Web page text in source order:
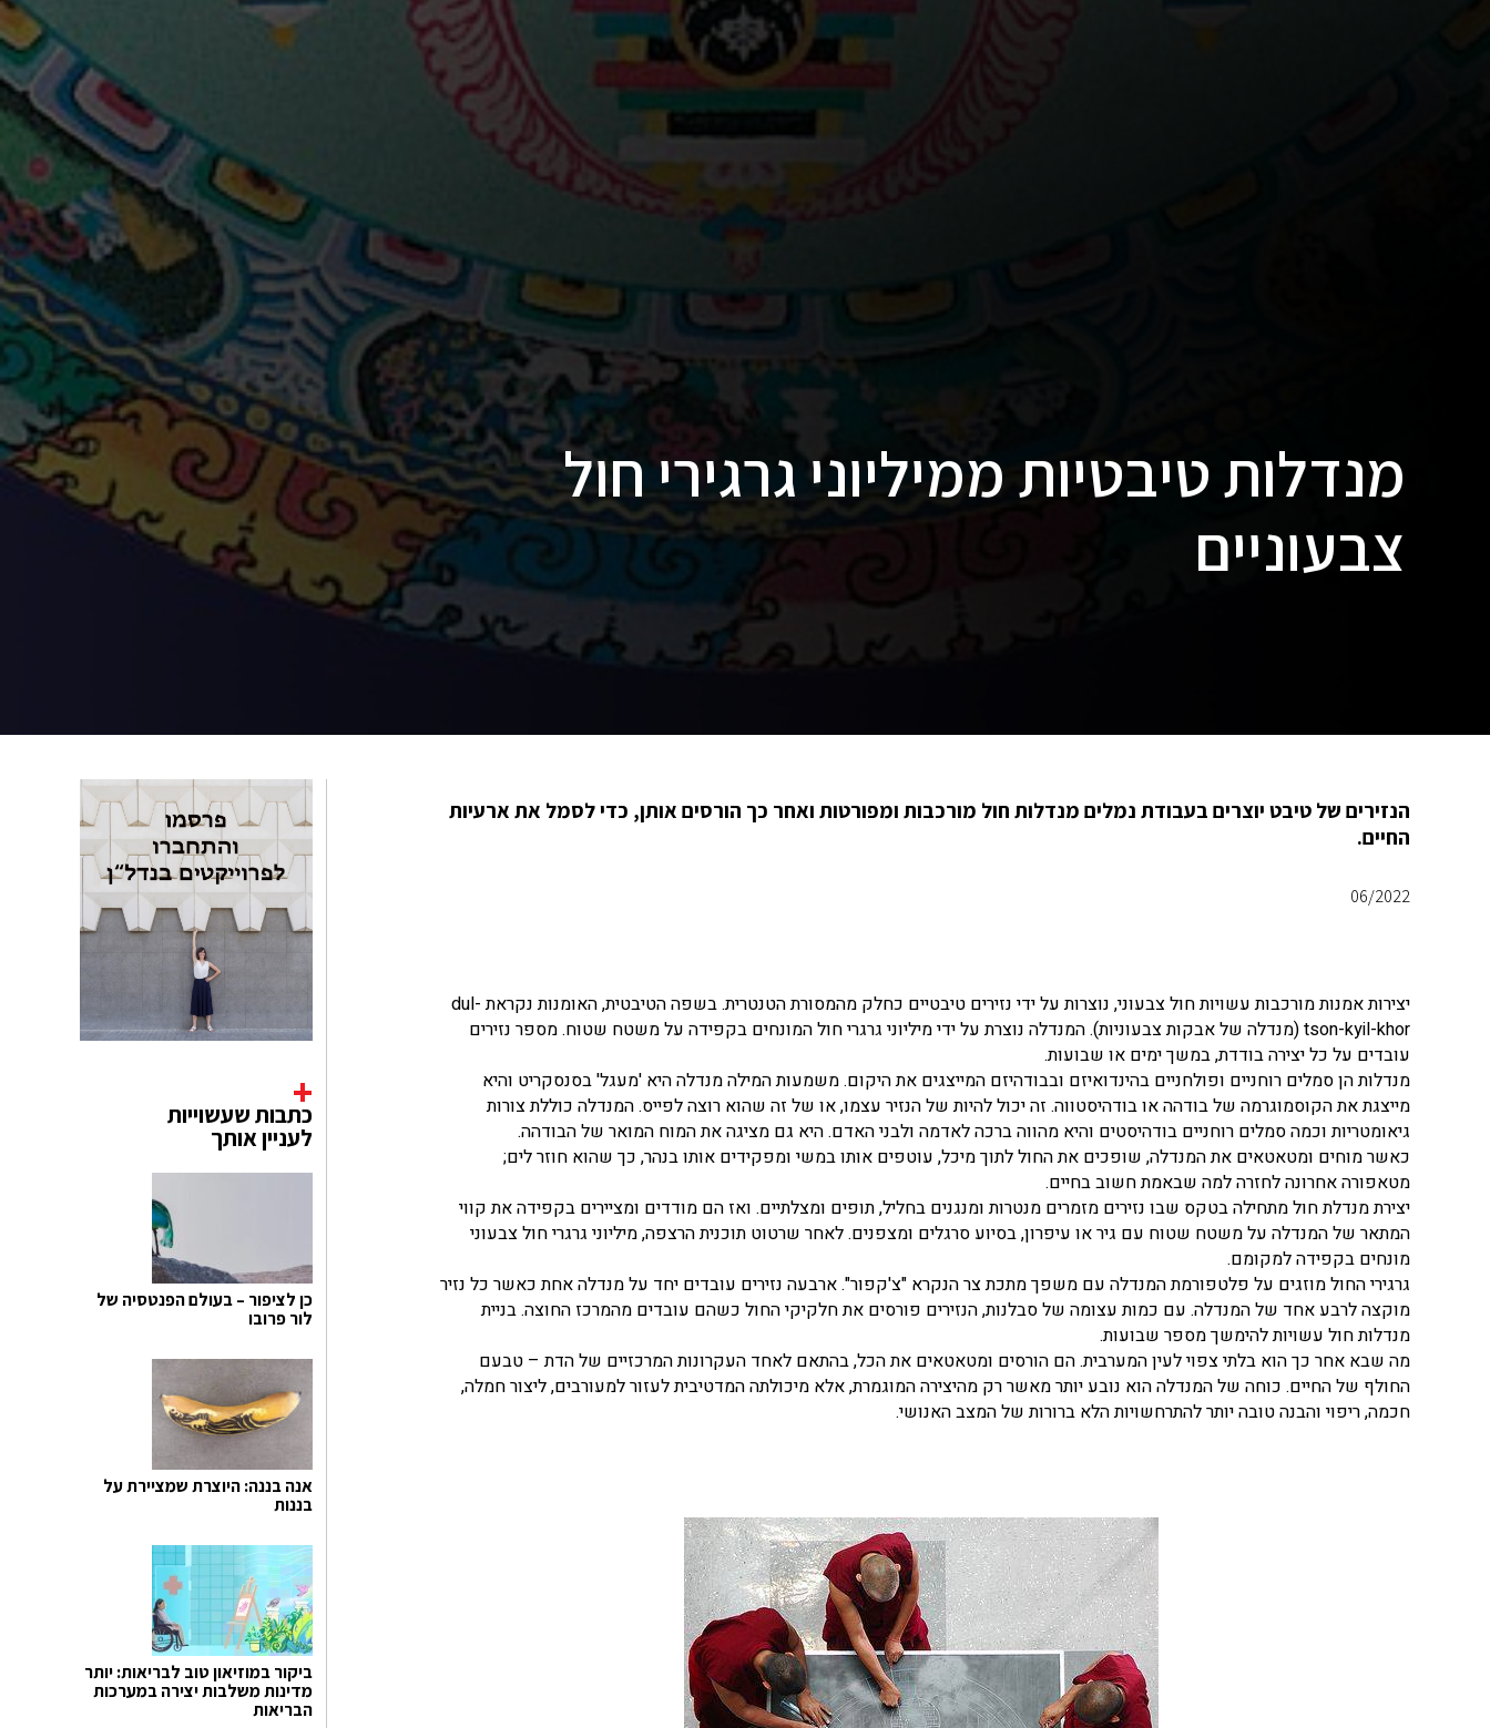
מנדלות טיבטיות ממיליוני גרגירי חול
צבעוניים
הנזירים של טיבט יוצרים בעבודת נמלים מנדלות חול מורכבות ומפורטות ואחר כך הורסים אותן, כדי לסמל את ארעיות
החיים.
06/2022
יצירות אמנות מורכבות עשויות חול צבעוני, נוצרות על ידי נזירים טיבטיים כחלק מהמסורת הטנטרית. בשפה הטיבטית, האומנות נקראת dul-
tson-kyil-khor (מנדלה של אבקות צבעוניות). המנדלה נוצרת על ידי מיליוני גרגרי חול המונחים בקפידה על משטח שטוח. מספר נזירים
עובדים על כל יצירה בודדת, במשך ימים או שבועות.
מנדלות הן סמלים רוחניים ופולחניים בהינדואיזם ובבודהיזם המייצגים את היקום. משמעות המילה מנדלה היא 'מעגל' בסנסקריט והיא
מייצגת את הקוסמוגרמה של בודהה או בודהיסטווה. זה יכול להיות של הנזיר עצמו, או של זה שהוא רוצה לפייס. המנדלה כוללת צורות
גיאומטריות וכמה סמלים רוחניים בודהיסטים והיא מהווה ברכה לאדמה ולבני האדם. היא גם מציגה את המוח המואר של הבודהה.
כאשר מוחים ומטאטאים את המנדלה, שופכים את החול לתוך מיכל, עוטפים אותו במשי ומפקידים אותו בנהר, כך שהוא חוזר לים;
מטאפורה אחרונה לחזרה למה שבאמת חשוב בחיים.
יצירת מנדלת חול מתחילה בטקס שבו נזירים מזמרים מנטרות ומנגנים בחליל, תופים ומצלתיים. ואז הם מודדים ומציירים בקפידה את קווי
המתאר של המנדלה על משטח שטוח עם גיר או עיפרון, בסיוע סרגלים ומצפנים. לאחר שרטוט תוכנית הרצפה, מיליוני גרגרי חול צבעוני
מונחים בקפידה למקומם.
גרגירי החול מוזגים על פלטפורמת המנדלה עם משפך מתכת צר הנקרא "צ'קפור". ארבעה נזירים עובדים יחד על מנדלה אחת כאשר כל נזיר
מוקצה לרבע אחד של המנדלה. עם כמות עצומה של סבלנות, הנזירים פורסים את חלקיקי החול כשהם עובדים מהמרכז החוצה. בניית
מנדלות חול עשויות להימשך מספר שבועות.
מה שבא אחר כך הוא בלתי צפוי לעין המערבית. הם הורסים ומטאטאים את הכל, בהתאם לאחד העקרונות המרכזיים של הדת – טבעם
החולף של החיים. כוחה של המנדלה הוא נובע יותר מאשר רק מהיצירה המוגמרת, אלא מיכולתה המדטיבית לעזור למעורבים, ליצור חמלה,
חכמה, ריפוי והבנה טובה יותר להתרחשויות הלא ברורות של המצב האנושי.
כתבות שעשוייות
לעניין אותך
כן לציפור – בעולם הפנטסיה של
לור פרובו
אנה בננה: היוצרת שמציירת על
בננות
ביקור במוזיאון טוב לבריאות: יותר
מדינות משלבות יצירה במערכות
הבריאות